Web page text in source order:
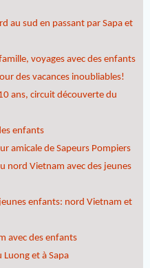
au sud en passant par Sapa et
voyages avec des enfants
des vacances inoubliables!
ans, circuit découverte du
enfants
amicale de Sapeurs Pompiers
nord Vietnam avec des jeunes
enfants: nord Vietnam et
avec des enfants
Luong et à Sapa